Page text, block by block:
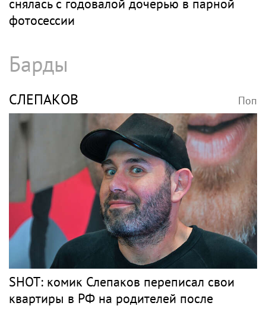
контракта и новые слухи: как живет
Джиган после развода с Оксаной
Самойловой
ТИМАТИ